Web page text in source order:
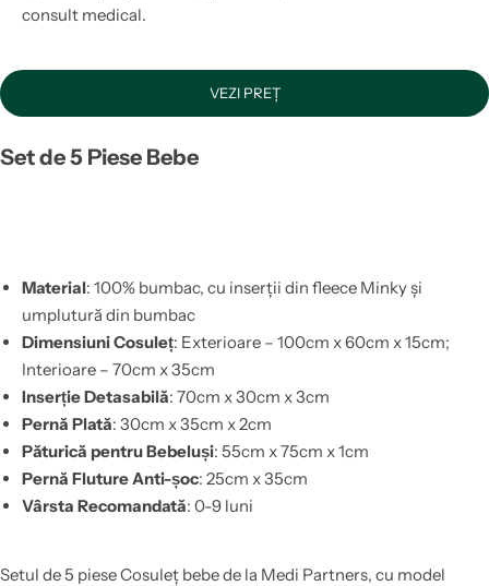
consult medical.
VEZI PREȚ
Set de 5 Piese Bebe
Material: 100% bumbac, cu inserții din fleece Minky și
umplutură din bumbac
Dimensiuni Cosuleț: Exterioare – 100cm x 60cm x 15cm;
Interioare – 70cm x 35cm
Inserție Detasabilă: 70cm x 30cm x 3cm
Pernă Plată: 30cm x 35cm x 2cm
Păturică pentru Bebeluși: 55cm x 75cm x 1cm
Pernă Fluture Anti-șoc: 25cm x 35cm
Vârsta Recomandată: 0-9 luni
Setul de 5 piese Cosuleț bebe de la Medi Partners, cu model